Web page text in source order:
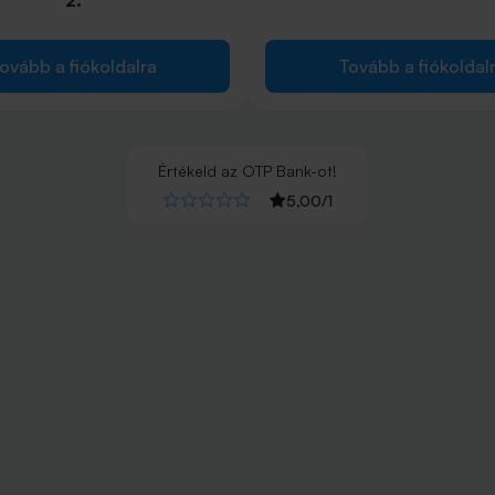
a fiókoldalra Tovább a
Értékeld az OTP Bank-ot!
5,00/1